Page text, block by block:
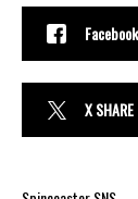
X SHARE